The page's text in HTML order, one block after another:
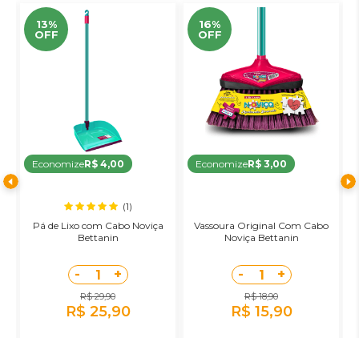
13%
OFF
EconomizeR$ 4,00
(1)
Pá de Lixo com Cabo Noviça
Bettanin
- 1 +
R$ 29,90
R$ 25,90
16%
OFF
EconomizeR$ 3,00
Vassoura Original Com Cabo
Noviça Bettanin
- 1 +
R$ 18,90
R$ 15,90